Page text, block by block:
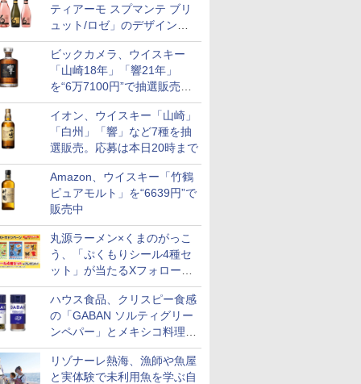
ティアーモ スプマンテ ブリ
ュット/ロゼ」のデザインを
リニューアル。ハーフボトル
も登場
ビックカメラ、ウイスキー
「山崎18年」「響21年」
を“6万7100円”で抽選販売。
店頭で9日まで受付
イオン、ウイスキー「山崎」
「白州」「響」など7種を抽
選販売。応募は本日20時まで
Amazon、ウイスキー「竹鶴
ピュアモルト」を“6639円”で
販売中
丸源ラーメン×くまのがっこ
う、「ぷくもりシール4種セ
ット」が当たるXフォロー＆
リポストキャンペーン実施
ハウス食品、クリスピー食感
の「GABAN ソルティグリー
ンペパー」とメキシコ料理に
合う「GABAN チポトレペパ
ー」発売
リゾナーレ熱海、漁師や魚屋
と実体験で未利用魚を学ぶ自